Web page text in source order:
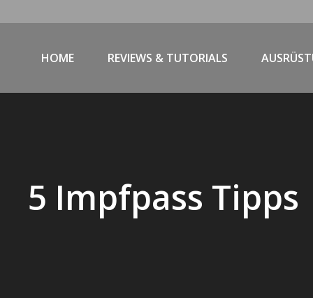
HOME REVIEWS & TUTORIALS
5 Impfpass Tipps